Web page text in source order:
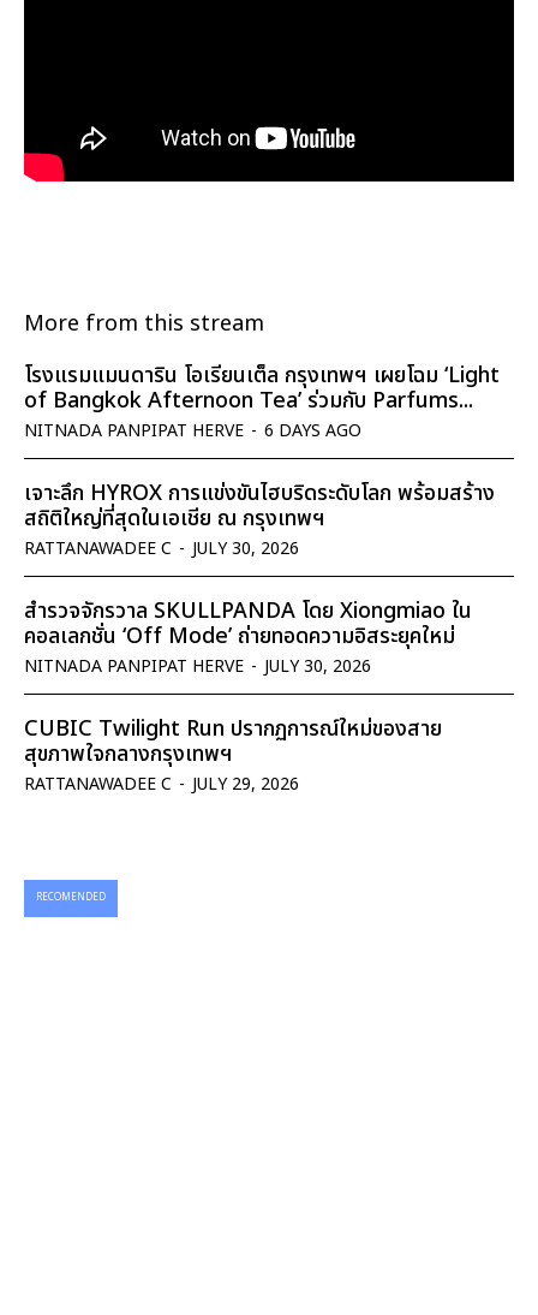
More from this stream
โรงแรมแมนดาริน โอเรียนเต็ล กรุงเทพฯ เผยโฉม ‘Light
of Bangkok Afternoon Tea’ ร่วมกับ Parfums...
NITNADA PANPIPAT HERVE - 6 DAYS AGO
เจาะลึก HYROX การแข่งขันไฮบริดระดับโลก พร้อมสร้าง
สถิติใหญ่ที่สุดในเอเชีย ณ กรุงเทพฯ
RATTANAWADEE C - JULY 30, 2026
สำรวจจักรวาล SKULLPANDA โดย Xiongmiao ใน
คอลเลกชั่น ‘Off Mode’ ถ่ายทอดความอิสระยุคใหม่
NITNADA PANPIPAT HERVE - JULY 30, 2026
CUBIC Twilight Run ปรากฏการณ์ใหม่ของสาย
สุขภาพใจกลางกรุงเทพฯ
RATTANAWADEE C - JULY 29, 2026
RECOMENDED